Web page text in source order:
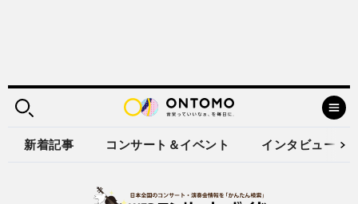
新着記事 コンサート＆イベント インタビュー